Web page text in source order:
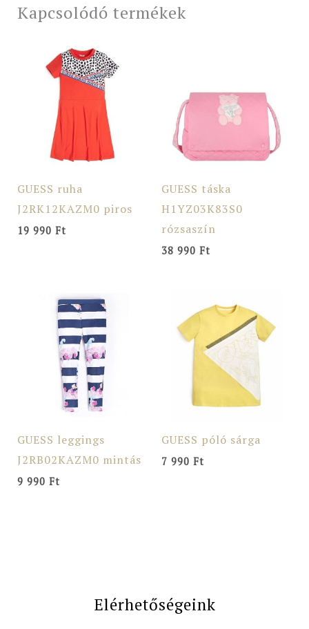
Kapcsolódó termékek
GUESS ruha
J2RK12KAZM0 piros
19 990 Ft
GUESS táska
H1YZ03K83S0
rózsaszín
38 990 Ft
GUESS leggings
J2RB02KAZM0 mintás
9 990 Ft
GUESS póló sárga
7 990 Ft
Elérhetőségeink